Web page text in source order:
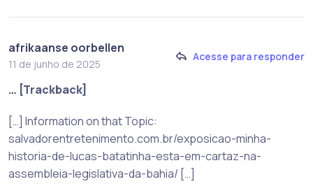
afrikaanse oorbellen
11 de junho de 2025
Acesse para responder
… [Trackback]
[…] Information on that Topic:
salvadorentretenimento.com.br/exposicao-minha-
historia-de-lucas-batatinha-esta-em-cartaz-na-
assembleia-legislativa-da-bahia/ […]